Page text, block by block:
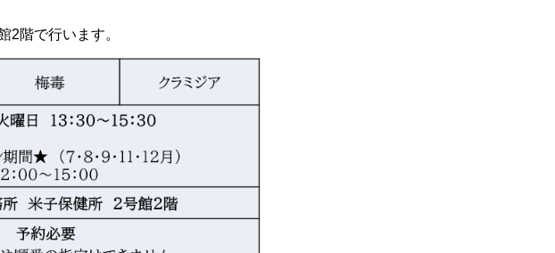
階で行います。